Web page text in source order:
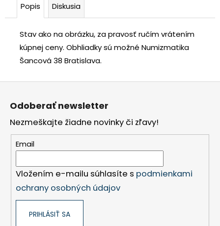
Popis Diskusia
Stav ako na obrázku, za pravosť ručím vrátením
kúpnej ceny. Obhliadky sú možné Numizmatika
Šancová 38 Bratislava.
Z
Odoberať newsletter
Nezmeškajte žiadne novinky či zľavy!
Email
Vložením e-mailu súhlasíte s podmienkami
ochrany osobných údajov
PRIHLÁSIŤ SA